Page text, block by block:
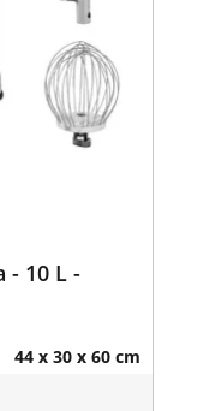
- 10 L -
44 x 30 x 60 cm